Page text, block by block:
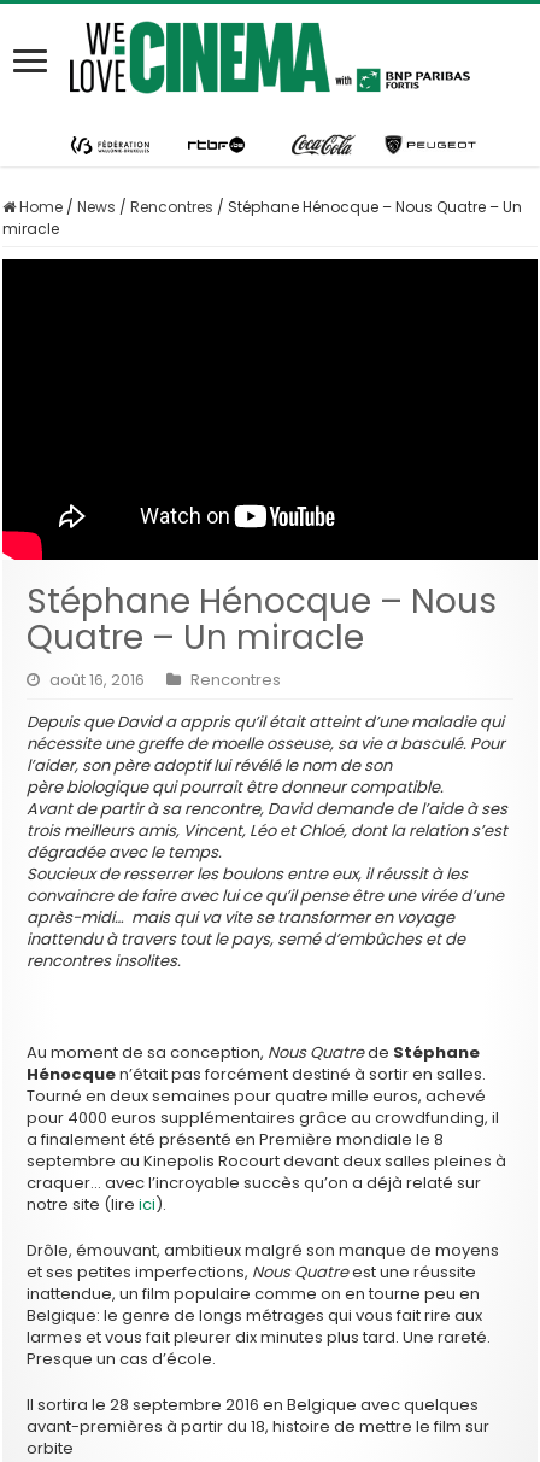
Home / News / Rencontres / Stéphane Hénocque – Nous Quatre – Un
miracle
Stéphane Hénocque – Nous
Quatre – Un miracle
août 16, 2016
Rencontres
Depuis que David a appris qu’il était atteint d’une maladie qui
nécessite une greffe de moelle osseuse, sa vie a basculé. Pour
l’aider, son père adoptif lui révélé le nom de son
père biologique qui pourrait être donneur compatible.
Avant de partir à sa rencontre, David demande de l’aide à ses
trois meilleurs amis, Vincent, Léo et Chloé, dont la relation s’est
dégradée avec le temps.
Soucieux de resserrer les boulons entre eux, il réussit à les
convaincre de faire avec lui ce qu’il pense être une virée d’une
après-midi… mais qui va vite se transformer en voyage
inattendu à travers tout le pays, semé d’embûches et de
rencontres insolites.
Au moment de sa conception, Nous Quatrede Stéphane
Hénocquen’était pas forcément destiné à sortir en salles.
Tourné en deux semaines pour quatre mille euros, achevé
pour 4000 euros supplémentaires grâce au crowdfunding, il
a finalement été présenté en Première mondiale le 8
septembre au Kinepolis Rocourt devant deux salles pleines à
craquer… avec l’incroyable succès qu’on a déjà relaté sur
notre site (lireici).
Drôle, émouvant, ambitieux malgré son manque de moyens
et ses petites imperfections, Nous Quatreest une réussite
inattendue, un film populaire comme on en tourne peu en
Belgique: le genre de longs métrages qui vous fait rire aux
larmes et vous fait pleurer dix minutes plus tard. Une rareté.
Presque un cas d’école.
Il sortira le 28 septembre 2016 en Belgique avec quelques
avant-premières à partir du 18, histoire de mettre le film sur
orbite